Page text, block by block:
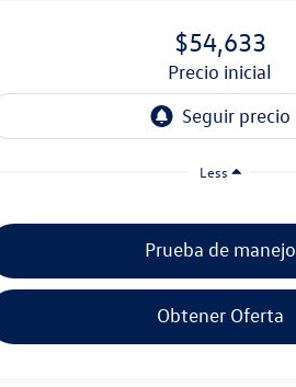
$54,633
precio inicial
Less
Prueba de manejo
Obtener Oferta